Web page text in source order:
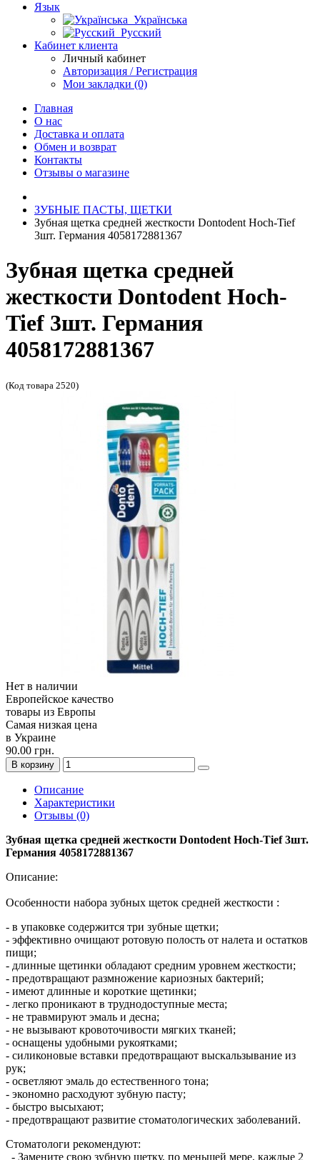
Язык
Українська
Русский
Кабинет клиента
Личный кабинет
Авторизация / Регистрация
Мои закладки (0)
Главная
О нас
Доставка и оплата
Обмен и возврат
Контакты
Отзывы о магазине
ЗУБНЫЕ ПАСТЫ, ЩЕТКИ
Зубная щетка средней жесткости Dontodent Hoch-Tief
3шт. Германия 4058172881367
Зубная щетка средней
жесткости Dontodent Hoch-
Tief 3шт. Германия
4058172881367
(Код товара 2520)
Нет в наличии
Европейское качество
товары из Европы
Самая низкая цена
в Украине
90.00 грн.
В корзину
Описание
Характеристики
Отзывы (0)
Зубная щетка средней жесткости Dontodent Hoch-Tief 3шт.
Германия 4058172881367
Описание:
Особенности набора зубных щеток средней жесткости :
- в упаковке содержится три зубные щетки;
- эффективно очищают ротовую полость от налета и остатков
пищи;
- длинные щетинки обладают средним уровнем жесткости;
- предотвращают размножение кариозных бактерий;
- имеют длинные и короткие щетинки;
- легко проникают в труднодоступные места;
- не травмируют эмаль и десна;
- не вызывают кровоточивости мягких тканей;
- оснащены удобными рукоятками;
- силиконовые вставки предотвращают выскальзывание из
рук;
- осветляют эмаль до естественного тона;
- экономно расходуют зубную пасту;
- быстро высыхают;
- предотвращают развитие стоматологических заболеваний.
Стоматологи рекомендуют:
- Замените свою зубную щетку, по меньшей мере, каждые 2